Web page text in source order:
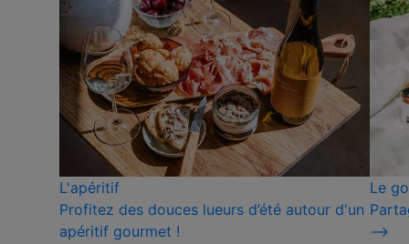
L'apéritif
Profitez des douces lueurs d’été autour d'un
apéritif gourmet !
Le
⟶